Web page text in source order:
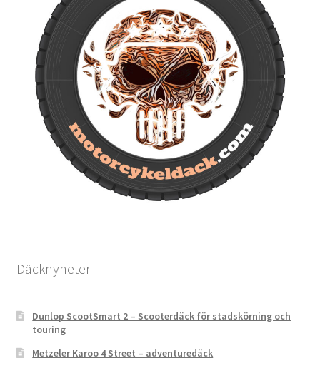
Däcknyheter
Dunlop ScootSmart 2 – Scooterdäck för stadskörning och
touring
Metzeler Karoo 4 Street – adventuredäck